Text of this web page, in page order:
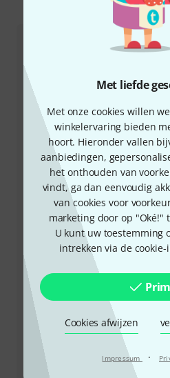
Met liefde
Met onze cookies willen
winkelervaring bieden
hoort. Hieronder vallen
aanbiedingen,
het onthouden van
vindt, ga dan eenvoudig
van cookies voor
marketing door op "Oké!"
U kunt uw toestemming
intrekken via de
Cookies afwijzen
Impressum ·
Zo kunt u ons
Klantenservice
+49-9546-
Onze klantenservice helpt u
problemen.
Houd uw klantnummer
Openingstijden (CEST -
Europese zomertijd)
Regel dat we u
Meer manieren om
Product terugsturen